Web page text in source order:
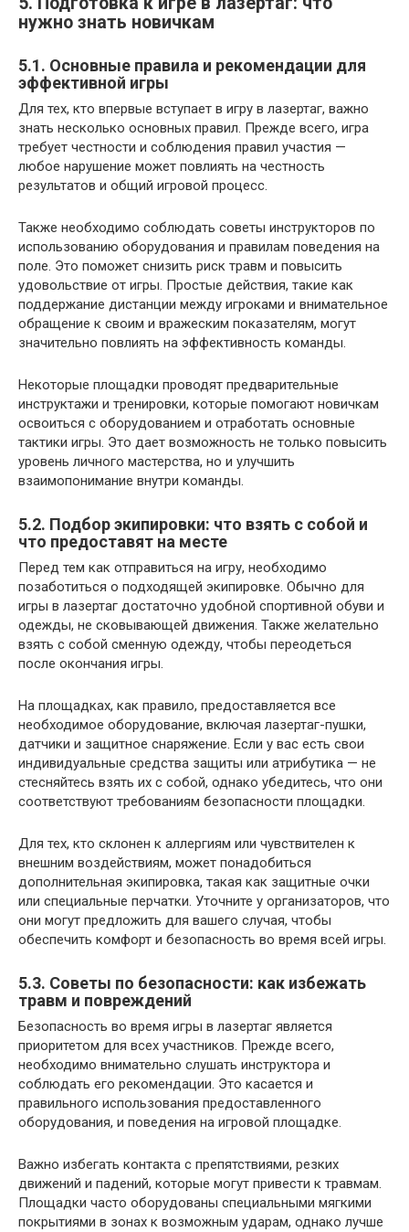
нужно знать новичкам
5.1. Основные правила и рекомендации для
эффективной игры
Для тех, кто впервые вступает в игру в лазертаг, важно
знать несколько основных правил. Прежде всего, игра
требует честности и соблюдения правил участия —
любое нарушение может повлиять на честность
результатов и общий игровой процесс.
Также необходимо соблюдать советы инструкторов по
использованию оборудования и правилам поведения на
поле. Это поможет снизить риск травм и повысить
удовольствие от игры. Простые действия, такие как
поддержание дистанции между игроками и внимательное
обращение к своим и вражеским показателям, могут
значительно повлиять на эффективность команды.
Некоторые площадки проводят предварительные
инструктажи и тренировки, которые помогают новичкам
освоиться с оборудованием и отработать основные
тактики игры. Это дает возможность не только повысить
уровень личного мастерства, но и улучшить
взаимопонимание внутри команды.
5.2. Подбор экипировки: что взять с собой и
что предоставят на месте
Перед тем как отправиться на игру, необходимо
позаботиться о подходящей экипировке. Обычно для
игры в лазертаг достаточно удобной спортивной обуви и
одежды, не сковывающей движения. Также желательно
взять с собой сменную одежду, чтобы переодеться
после окончания игры.
На площадках, как правило, предоставляется все
необходимое оборудование, включая лазертаг-пушки,
датчики и защитное снаряжение. Если у вас есть свои
индивидуальные средства защиты или атрибутика — не
стесняйтесь взять их с собой, однако убедитесь, что они
соответствуют требованиям безопасности площадки.
Для тех, кто склонен к аллергиям или чувствителен к
внешним воздействиям, может понадобиться
дополнительная экипировка, такая как защитные очки
или специальные перчатки. Уточните у организаторов, что
они могут предложить для вашего случая, чтобы
обеспечить комфорт и безопасность во время всей игры.
5.3. Советы по безопасности: как избежать
травм и повреждений
Безопасность во время игры в лазертаг является
приоритетом для всех участников. Прежде всего,
необходимо внимательно слушать инструктора и
соблюдать его рекомендации. Это касается и
правильного использования предоставленного
оборудования, и поведения на игровой площадке.
Важно избегать контакта с препятствиями, резких
движений и падений, которые могут привести к травмам.
Площадки часто оборудованы специальными мягкими
покрытиями в зонах к возможным ударам, однако лучше